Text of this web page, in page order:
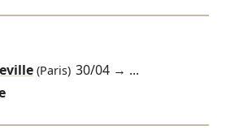
(Paris) 30/04 → ...